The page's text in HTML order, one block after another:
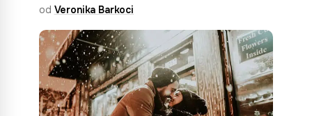
od Veronika Barkoci